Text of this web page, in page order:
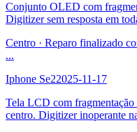
Conjunto OLED com
Digitizer sem resposta em
Centro · Reparo finalizado
...
Iphone Se22025-11-17
Tela LCD com fragmentação
centro. Digitizer inoperante